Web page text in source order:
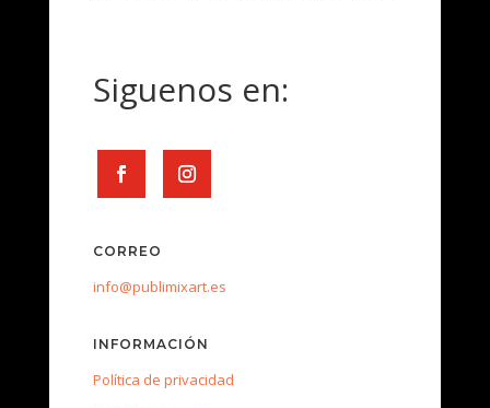
Siguenos en:
CORREO
info@publimixart.es
INFORMACIÓN
Política de privacidad